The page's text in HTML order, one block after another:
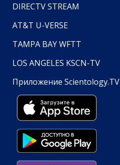
DIRECTV STREAM
AT&T U-VERSE
TAMPA BAY WFTT
LOS ANGELES KSCN-TV
Приложение Scientology.TV